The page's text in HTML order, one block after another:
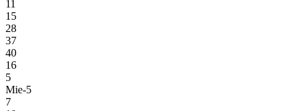
11
15
28
37
40
16
5
Mie-5
7